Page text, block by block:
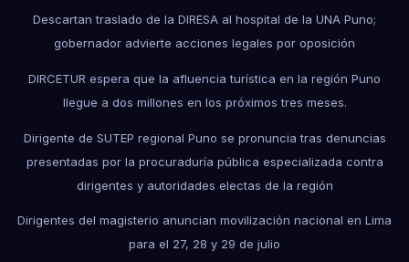
Descartan traslado de la DIRESA al hospital de la UNA Puno;
gobernador advierte acciones legales por oposición
DIRCETUR espera que la afluencia turística en la región Puno
llegue a dos millones en los próximos tres meses.
Dirigente de SUTEP regional Puno se pronuncia tras denuncias
presentadas por la procuraduría pública especializada contra
dirigentes y autoridades electas de la región
Dirigentes del magisterio anuncian movilización nacional en Lima
para el 27, 28 y 29 de julio